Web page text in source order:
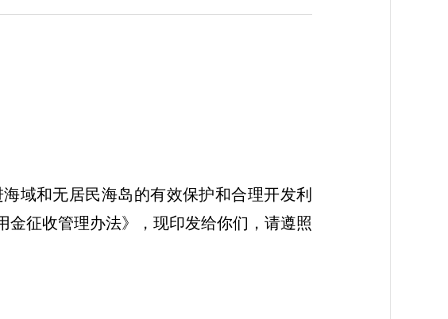
域和无居民海岛的有效保护和合理开发利
征收管理办法》，现印发给你们，请遵照